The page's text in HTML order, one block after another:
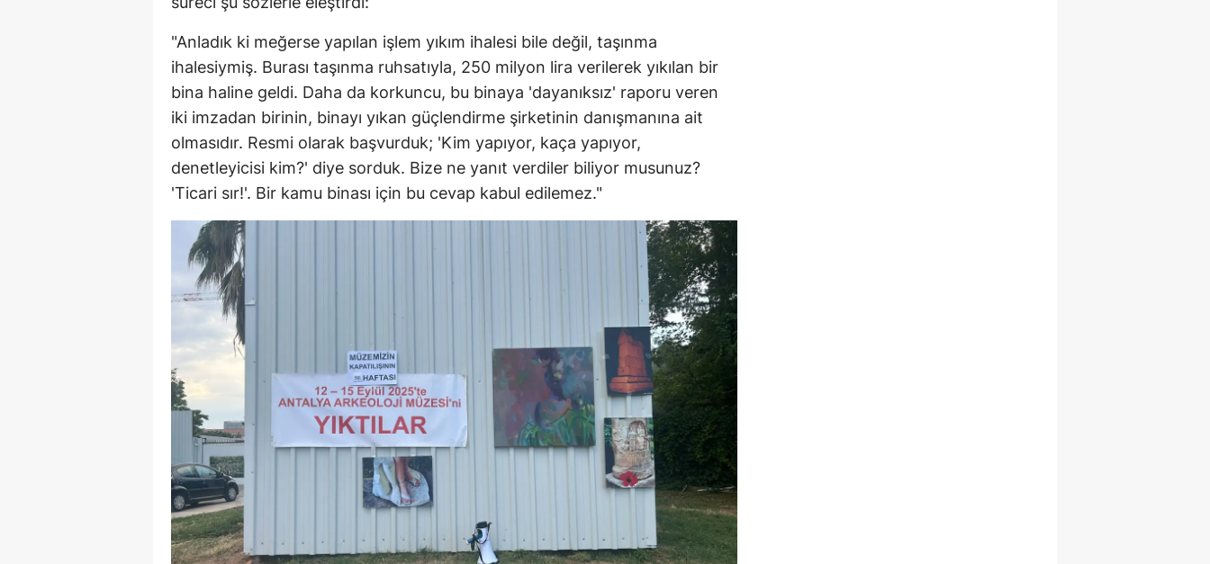
"Anladık ki meğerse yapılan işlem yıkım ihalesi bile değil, taşınma
ihalesiymiş. Burası taşınma ruhsatıyla, 250 milyon lira verilerek yıkılan bir
bina haline geldi. Daha da korkuncu, bu binaya 'dayanıksız' raporu veren
iki imzadan birinin, binayı yıkan güçlendirme şirketinin danışmanına ait
olmasıdır. Resmi olarak başvurduk; 'Kim yapıyor, kaça yapıyor,
denetleyicisi kim?' diye sorduk. Bize ne yanıt verdiler biliyor musunuz?
'Ticari sır!'. Bir kamu binası için bu cevap kabul edilemez."